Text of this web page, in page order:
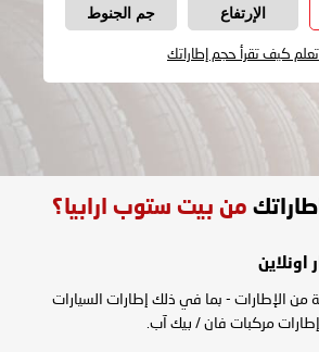
الإرتفاع جم الجنوط
تعلم كيف تقرأ حجم إطاراتك
من بيت ستوب ارابيا؟
اونلاين
من الإطارات - بما في ذلك إطارات السيارات